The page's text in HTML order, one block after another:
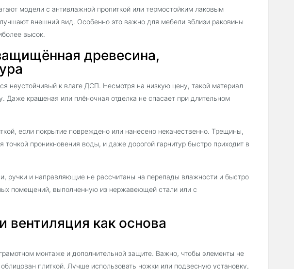
модели с антивлажной пропиткой или термостойким лаковым
внешний вид. Особенно это важно для мебели вблизи раковины
высок.
древесина,
неустойчивый к влаге ДСП. Несмотря на низкую цену, такой материал
Даже крашеная или плёночная отделка не спасает при длительном
если покрытие повреждено или нанесено некачественно. Трещины,
точкой проникновения воды, и даже дорогой гарнитур быстро приходит в
ручки и направляющие не рассчитаны на перепады влажности и быстро
помещений, выполненную из нержавеющей стали или с
вентиляция как основа
монтаже и дополнительной защите. Важно, чтобы элементы не
плиткой. Лучше использовать ножки или подвесную установку,